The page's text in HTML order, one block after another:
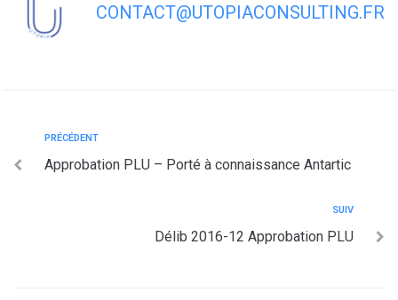
CONTACT@UTOPIACONSULTING.FR
PRÉCÉDENT
Approbation PLU – Porté à connaissance Antartic
SUIV
Délib 2016-12 Approbation PLU